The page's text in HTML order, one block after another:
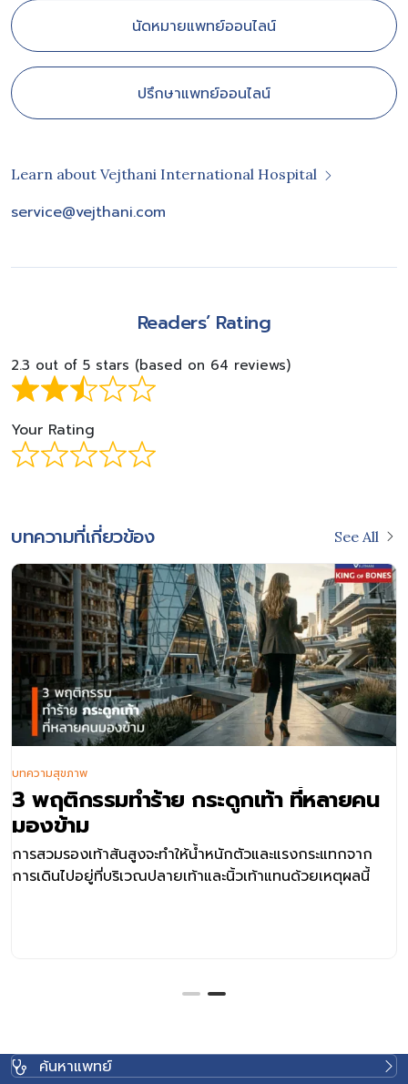
นัดหมายแพทย์ออนไลน์
ปรึกษาแพทย์ออนไลน์
Learn about Vejthani International Hospital
service@vejthani.com
Readers’ Rating
2.3 out of 5 stars (based on 64 reviews)
Your Rating
บทความที่เกี่ยวข้อง See All
3 พฤติกรรมทำร้าย กระดูกเท้า ที่หลายคน
มองข้าม
การสวมรองเท้าส้นสูงจะทำให้น้ำหนักตัวและแรงกระแทกจาก
การเดินไปอยู่ที่บริเวณปลายเท้าและนิ้วเท้าแทนด้วยเหตุผลนี้
บทความสุขภาพ
ค้นหาแพทย์